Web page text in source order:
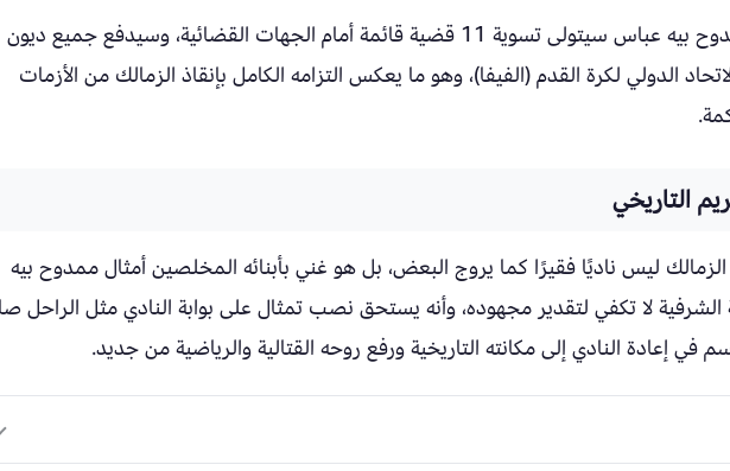
كما كشف يونس أن ممدوح بيه عباس سيتولى تسوية 11 قضية قائمة أمام الجهات القضائية، وسيدفع جميع ديون
الدولي لكرة القدم (الفيفا)، وهو ما يعكس التزامه الكامل بإنقاذ الزمالك من الأزمات
التاريخي
ليس ناديًا فقيرًا كما يروج البعض، بل هو غني بأبنائه المخلصين أمثال ممدوح بيه
الشرفية لا تكفي لتقدير مجهوده، وأنه يستحق نصب تمثال على بوابة النادي مثل الراحل
في إعادة النادي إلى مكانته التاريخية ورفع روحه القتالية والرياضية من جديد.